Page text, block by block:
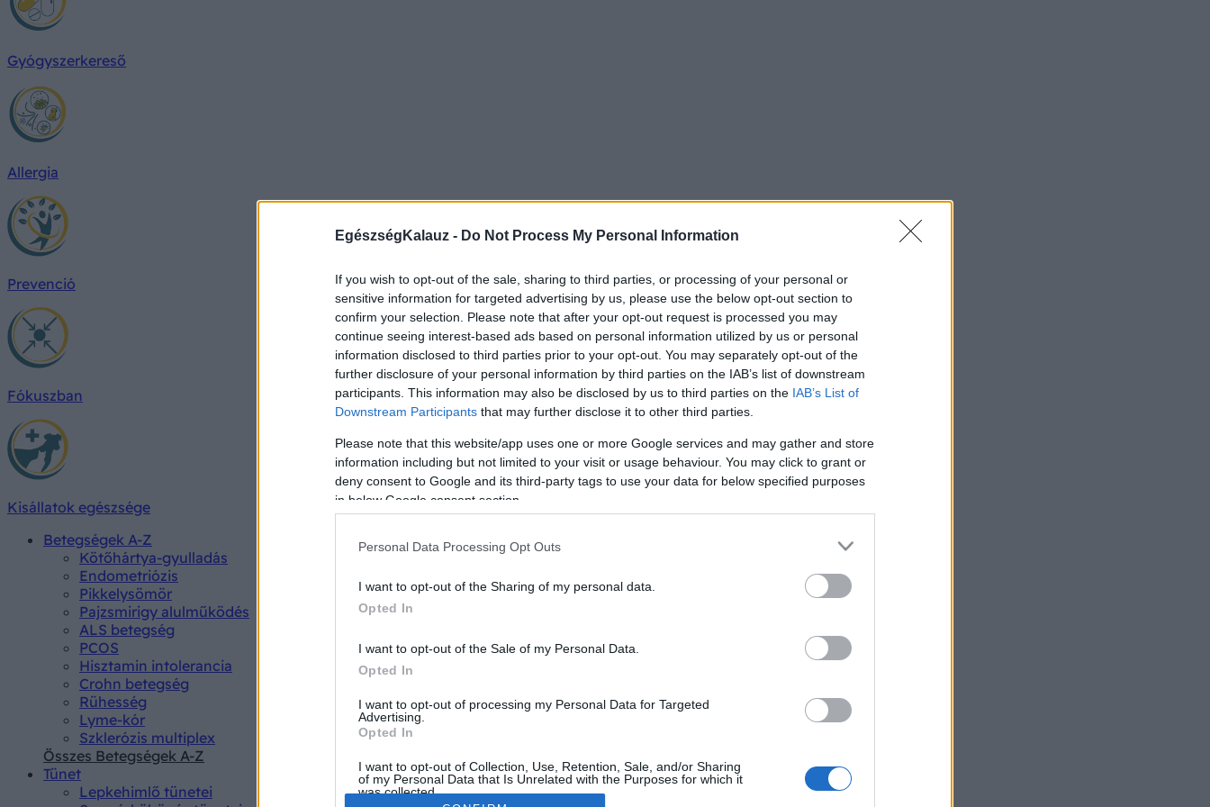
EgészségKalauz - Do Not Process My Personal Information
If you wish to opt-out of the sale, sharing to third parties, or processing of your personal or
sensitive information for targeted advertising by us, please use the below opt-out section to
confirm your selection. Please note that after your opt-out request is processed you may
continue seeing interest-based ads based on personal information utilized by us or personal
information disclosed to third parties prior to your opt-out. You may separately opt-out of the
further disclosure of your personal information by third parties on the IAB’s list of downstream
participants. This information may also be disclosed by us to third parties on the IAB’s List of
Downstream Participants that may further disclose it to other third parties.
Please note that this website/app uses one or more Google services and may gather and store
information including but not limited to your visit or usage behaviour. You may click to grant or
deny consent to Google and its third-party tags to use your data for below specified purposes
in below Google consent section.
Personal Data Processing Opt Outs
I want to opt-out of the Sharing of my personal data.
Opted In
I want to opt-out of the Sale of my Personal Data.
Opted In
I want to opt-out of processing my Personal Data for Targeted
Advertising.
Opted In
I want to opt-out of Collection, Use, Retention, Sale, and/or Sharing
of my Personal Data that Is Unrelated with the Purposes for which it
was collected.
Gyógyszerkereső
Allergia
Prevenció
Fókuszban
Kisállatok egészsége
Betegségek A-Z
Kötőhártya-gyulladás
Endometriózis
Pikkelysömör
Pajzsmirigy alulműködés
ALS betegség
PCOS
Hisztamin intolerancia
Crohn betegség
Rühesség
Lyme-kór
Szklerózis multiplex
Összes Betegségek A-Z
Tünet
Lepkehimlő tünetei